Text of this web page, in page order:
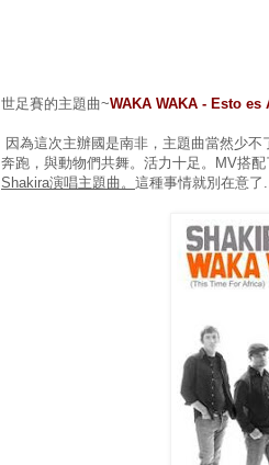
世足賽的主題曲~WAKA WAKA - Esto es
因為這次主辦國是南非，主題曲當然少
奔跑，與動物們共舞。活力十足。MV搭
Shakira演唱主題曲。 這種事情就別在意了